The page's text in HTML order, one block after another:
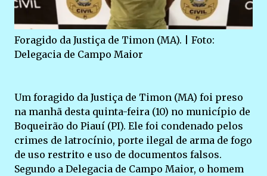
Foragido da Justiça de Timon (MA). | Foto:
Delegacia de Campo Maior
Um foragido da Justiça de Timon (MA) foi preso
na manhã desta quinta-feira (10) no município de
Boqueirão do Piauí (PI). Ele foi condenado pelos
crimes de latrocínio, porte ilegal de arma de fogo
de uso restrito e uso de documentos falsos.
Segundo a Delegacia de Campo Maior, o homem